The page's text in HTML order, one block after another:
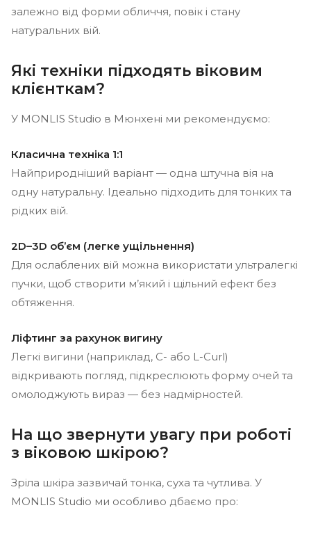
залежно від форми обличчя, повік і стану
натуральних вій.
Які техніки підходять віковим
клієнткам?
У MONLIS Studio в Мюнхені ми рекомендуємо:
Класична техніка 1:1
Найприродніший варіант — одна штучна вія на
одну натуральну. Ідеально підходить для тонких та
рідких вій.
2D–3D об’єм (легке ущільнення)
Для ослаблених вій можна використати ультралегкі
пучки, щоб створити м’який і щільний ефект без
обтяження.
Ліфтинг за рахунок вигину
Легкі вигини (наприклад, C- або L-Curl)
відкривають погляд, підкреслюють форму очей та
омолоджують вираз — без надмірностей.
На що звернути увагу при роботі
з віковою шкірою?
Зріла шкіра зазвичай тонка, суха та чутлива. У
MONLIS Studio ми особливо дбаємо про: